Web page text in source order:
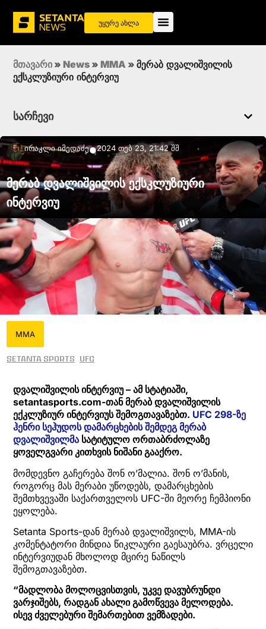
უყურე ახლა
მთავარი » News » MMA » მერაბ დვალიშვილის
ექსკლუზიური ინტერვიუ
სარჩევი
Ირაკლი Იმედაძე●2024 თებ 23, 21:42 შშ
მერაბ დვალიშვილის ექსკლუზიური
ინტერვიუ
MMA
Setanta Sports UFC
დვალიშვილის ინტერვიუ – ამ სტატიაში,
setantasports.com-თან მერაბ დვალიშვილის
ექკლუზიურ ინტერვიუს შემოგთავაზებთ. UFC 298-ზე
ჰენრი სეჰუდოს დამარცხების შემდეგ მერაბ
დვალიშვილმა სატიტულო ორთაბრძოლაზე
ყოველგვარი კითხვის ნიშანი გააქრო.
მომდევნო გაჩერება შონ ო’მალია. შონ ო’მანის,
როგორც მას მერაბი უწოდებს, დამარცხების
შემთხვევაში საქართველოს UFC-ში მეორე ჩემპიონი
ეყოლება.
Setanta Sports-დან მერაბ დვალიშვილს, MMA-ის
კომენტატორი მინდია წიკლაური გაესაუბრა. ვრცელი
ინტერვიუდან მხოლოდ მცირე ნაწილს
შემოგთავაზებთ.
“მადლობა მოლოცვისთვის, უკვე დავუბრუნდი
ვარჯიშებს, რადგან ახალი გამოწვევა მელოდება.
ისევ ძველებური შემართებით ვემზადები.